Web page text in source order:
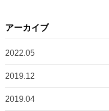
アーカイブ
2022.05
2019.12
2019.04